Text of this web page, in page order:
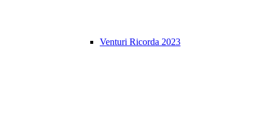
Venturi Ricorda 2023